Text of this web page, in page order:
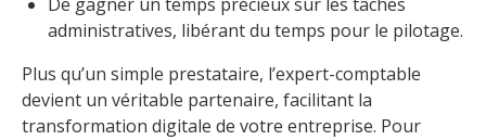
administratives, libérant du temps pour le pilotage.
Plus qu’un simple prestataire, l’expert-comptable
devient un véritable partenaire, facilitant la
transformation digitale de votre entreprise. Pour